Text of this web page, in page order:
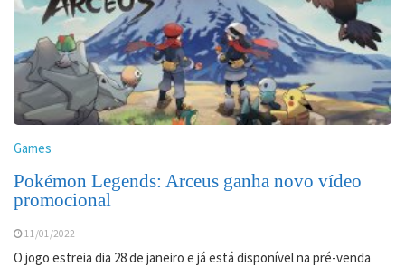
Games
Pokémon Legends: Arceus ganha novo vídeo
promocional
11/01/2022
O jogo estreia dia 28 de janeiro e já está disponível na pré-venda